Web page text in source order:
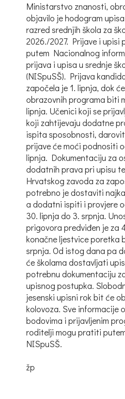
Ministarstvo znanosti,
objavilo je hodogram
razred srednjih škola za
2026./2027. Prijave i upisi
putem Nacionalnog
prijava i upisa u srednje
(NISpuSŠ). Prijava
započela je 1. lipnja, dok
obrazovnih programa biti
lipnja. Učenici koji se
koji zahtijevaju dodatne
ispita sposobnosti,
prijave će moći podnositi
lipnja. Dokumentaciju za
dodatnih prava pri upisu
Hrvatskog zavoda za
potrebno je dostaviti
a dodatni ispiti i provjere
30. lipnja do 3. srpnja.
prigovora predviđen je za
konačne ljestvice poretka
srpnja. Od istog dana pa
će školama dostavljati
potrebnu dokumentaciju
upisnog postupka.
jesenski upisni rok bit će
kolovoza. Sve informacije
bodovima i prijavljenim
roditelji mogu pratiti
NISpuSŠ.
žp